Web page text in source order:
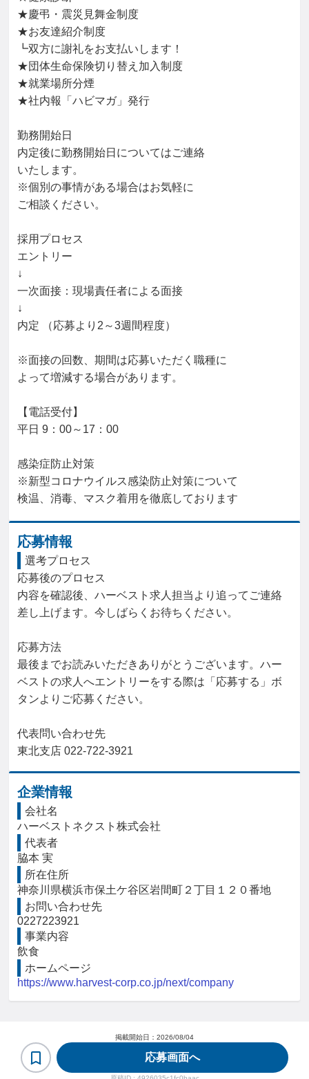
★慶弔・震災見舞金制度
★お友達紹介制度
┗双方に謝礼をお支払いします！
★団体生命保険切り替え加入制度
★就業場所分煙
★社内報「ハビマガ」発行
勤務開始日
内定後に勤務開始日についてはご連絡
いたします。
※個別の事情がある場合はお気軽に
ご相談ください。
採用プロセス
エントリー
↓
一次面接：現場責任者による面接
↓
内定 （応募より2～3週間程度）
※面接の回数、期間は応募いただく職種に
よって増減する場合があります。
【電話受付】
平日 9：00～17：00
感染症防止対策
※新型コロナウイルス感染防止対策について
検温、消毒、マスク着用を徹底しております
応募情報
選考プロセス
応募後のプロセス
内容を確認後、ハーベスト求人担当より追ってご連絡
差し上げます。今しばらくお待ちください。
応募方法
最後までお読みいただきありがとうございます。ハー
ベストの求人へエントリーをする際は「応募する」ボ
タンよりご応募ください。
代表問い合わせ先
東北支店 022-722-3921
企業情報
会社名
ハーベストネクスト株式会社
代表者
脇本 実
所在住所
神奈川県横浜市保土ケ谷区岩間町２丁目１２０番地
お問い合わせ先
0227223921
事業内容
飲食
ホームページ
https://www.harvest-corp.co.jp/next/company
掲載開始日： 2026/08/04
応募画面へ